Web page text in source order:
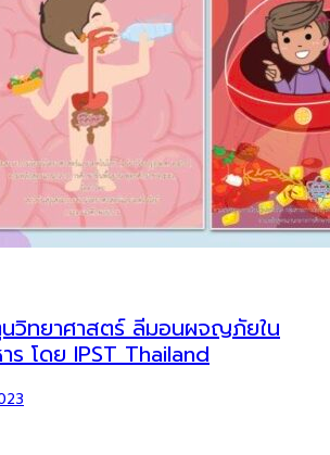
วิทยาศาสตร์ ลีมอนผจญภัยใน
ร โดย IPST Thailand